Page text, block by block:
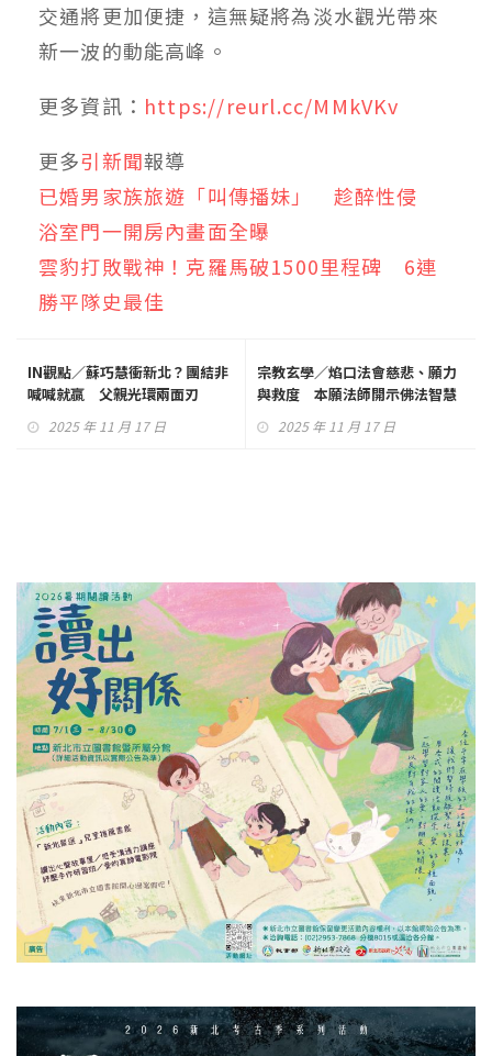
交通將更加便捷，這無疑將為淡水觀光帶來
新一波的動能高峰。
更多資訊： https://reurl.cc/MMkVKv
更多引新聞報導
已婚男家族旅遊「叫傳播妹」 趁醉性侵
浴室門一開房內畫面全曝
雲豹打敗戰神！克羅馬破1500里程碑 6連
勝平隊史最佳
IN觀點／蘇巧慧衝新北？團結非
喊喊就贏 父親光環兩面刃
2025 年 11 月 17 日
宗教玄學／焰口法會慈悲、願力
與救度 本願法師開示佛法智慧
2025 年 11 月 17 日